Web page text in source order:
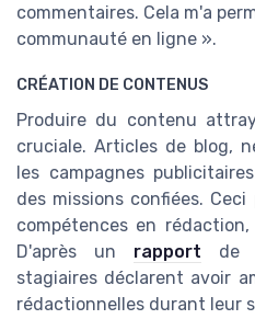
commentaires. Cela m'a
communauté en ligne ».
CRÉATION DE CONTENUS
Produire du contenu
cruciale. Articles de blog,
les campagnes
des missions confiées.
compétences en
D'après un rapport de
stagiaires déclarent avoir
rédactionnelles durant leur